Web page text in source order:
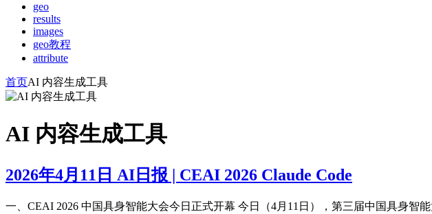
geo
results
images
geo教程
attribute
首页AI 内容生成工具
AI 内容生成工具
2026年4月11日 AI日报 | CEAI 2026 Claude Code
一、CEAI 2026 中国具身智能大会今日正式开幕 今日（4月11日），第三届中国具身